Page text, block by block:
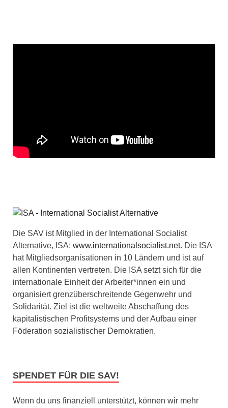
Die SAV ist Mitglied in der International Socialist
Alternative, ISA: www.internationalsocialist.net. Die ISA
hat Mitgliedsorganisationen in 10 Ländern und ist auf
allen Kontinenten vertreten. Die ISA setzt sich für die
internationale Einheit der Arbeiter*innen ein und
organisiert grenzüberschreitende Gegenwehr und
Solidarität. Ziel ist die weltweite Abschaffung des
kapitalistischen Profitsystems und der Aufbau einer
Föderation sozialistischer Demokratien.
SPENDET FÜR DIE SAV!
Wenn du uns finanziell unterstützt, können wir mehr